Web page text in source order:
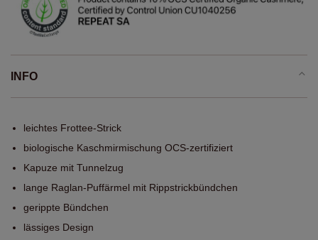
INFO
leichtes Frottee-Strick
biologische Kaschmirmischung OCS-zertifiziert
Kapuze mit Tunnelzug
lange Raglan-Puffärmel mit Rippstrickbündchen
gerippte Bündchen
lässiges Design